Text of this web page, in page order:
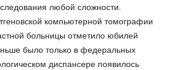
любой сложности.
компьютерной томографии
больницы отметило юбилей
было только в федеральных
диспансере появилось